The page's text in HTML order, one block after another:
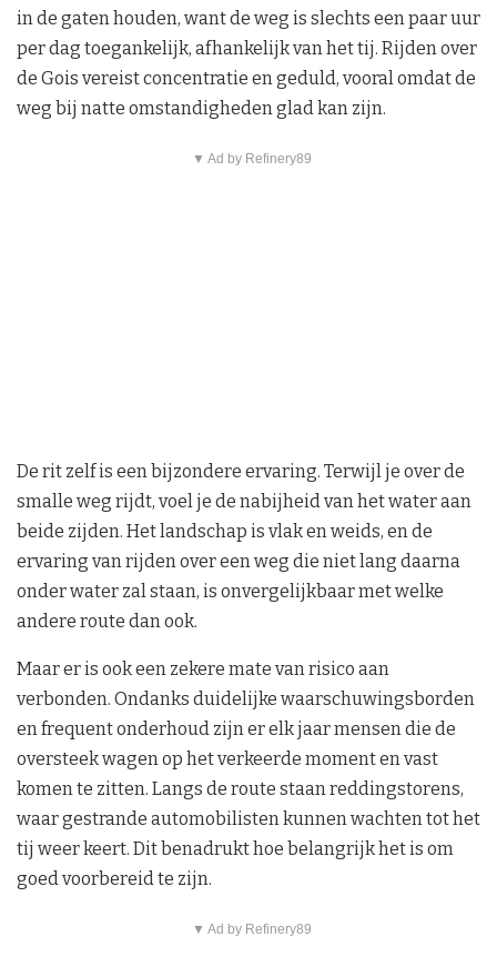
in de gaten houden, want de weg is slechts een paar uur
per dag toegankelijk, afhankelijk van het tij. Rijden over
de Gois vereist concentratie en geduld, vooral omdat de
weg bij natte omstandigheden glad kan zijn.
▼ Ad by Refinery89
De rit zelf is een bijzondere ervaring. Terwijl je over de
smalle weg rijdt, voel je de nabijheid van het water aan
beide zijden. Het landschap is vlak en weids, en de
ervaring van rijden over een weg die niet lang daarna
onder water zal staan, is onvergelijkbaar met welke
andere route dan ook.
Maar er is ook een zekere mate van risico aan
verbonden. Ondanks duidelijke waarschuwingsborden
en frequent onderhoud zijn er elk jaar mensen die de
oversteek wagen op het verkeerde moment en vast
komen te zitten. Langs de route staan reddingstorens,
waar gestrande automobilisten kunnen wachten tot het
tij weer keert. Dit benadrukt hoe belangrijk het is om
goed voorbereid te zijn.
▼ Ad by Refinery89